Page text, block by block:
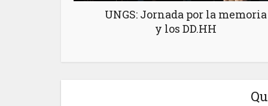
UNGS: Jornada por la memoria
y los DD.HH